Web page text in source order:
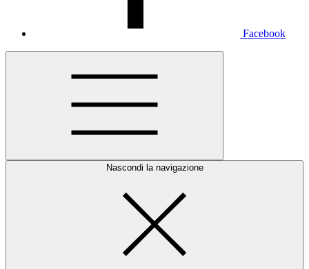
Facebook
Nascondi la navigazione